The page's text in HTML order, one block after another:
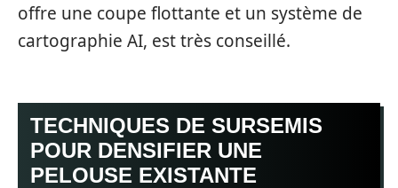
offre une coupe flottante et un système de
cartographie AI, est très conseillé.
TECHNIQUES DE SURSEMIS
POUR DENSIFIER UNE
PELOUSE EXISTANTE